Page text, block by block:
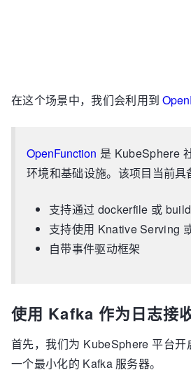
在这个场景中，我们会利用到
OpenFunction 是 KubeSphere
环境和基础设施。该项目当前具
支持通过 dockerfile 或
支持使用 Knative Serving
自带事件驱动框架
使用 Kafka 作为日志接
首先，我们为 KubeSphere 平台开
一个最小化的 Kafka 服务器。